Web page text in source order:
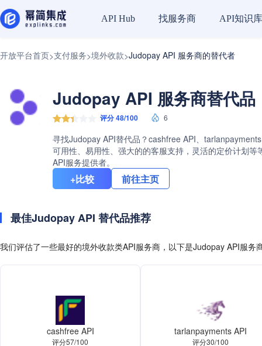
API Hub 找服务商 API知识库
开放平台首页>支付服务>境外收款>Judopay API 服务商的替代者
Judopay API 服务商替代品
评分 48/100 6
寻找Judopay API替代品？cashfree API、
可用性、易用性、强大的的客服支持，灵活的定价计划
API服务提供者。
+比较 前往主页
最佳Judopay API 替代品推荐
我们评估了一些最好的境外收款类API服务商，以下是Judopay API服务
cashfree API
评分57/100
tarlanpayments API
评分30/100